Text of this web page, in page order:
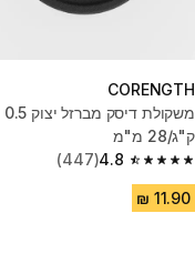
CORENGTH
משקולת דיסק מברזל יצוק 0.5
ק"ג/28 מ"מ
4.8
4.8 out of 5 stars from 447 reviews
(447)